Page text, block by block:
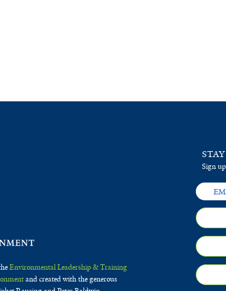
Environmental Leadership & Training
and created with the generous
Sign